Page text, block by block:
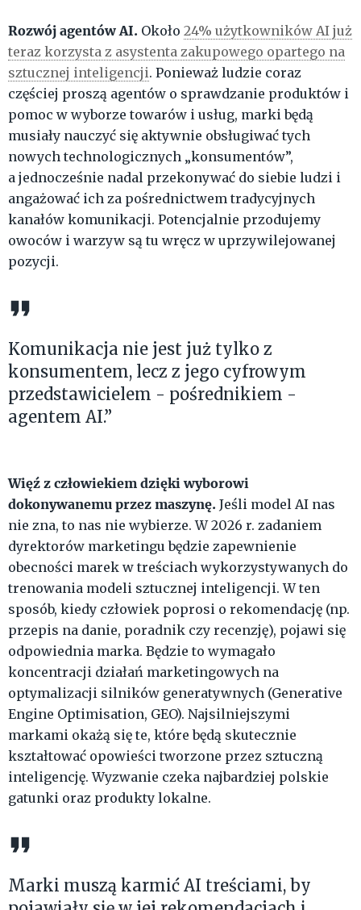
Rozwój agentów AI. Około 24% użytkowników AI już
teraz korzysta z asystenta zakupowego opartego na
sztucznej inteligencji. Ponieważ ludzie coraz
częściej proszą agentów o sprawdzanie produktów i
pomoc w wyborze towarów i usług, marki będą
musiały nauczyć się aktywnie obsługiwać tych
nowych technologicznych „konsumentów”,
a jednocześnie nadal przekonywać do siebie ludzi i
angażować ich za pośrednictwem tradycyjnych
kanałów komunikacji. Potencjalnie przodujemy
owoców i warzyw są tu wręcz w uprzywilejowanej
pozycji.
Komunikacja nie jest już tylko z
konsumentem, lecz z jego cyfrowym
przedstawicielem - pośrednikiem -
agentem AI.”
Więź z człowiekiem dzięki wyborowi
dokonywanemu przez maszynę. Jeśli model AI nas
nie zna, to nas nie wybierze. W 2026 r. zadaniem
dyrektorów marketingu będzie zapewnienie
obecności marek w treściach wykorzystywanych do
trenowania modeli sztucznej inteligencji. W ten
sposób, kiedy człowiek poprosi o rekomendację (np.
przepis na danie, poradnik czy recenzję), pojawi się
odpowiednia marka. Będzie to wymagało
koncentracji działań marketingowych na
optymalizacji silników generatywnych (Generative
Engine Optimisation, GEO). Najsilniejszymi
markami okażą się te, które będą skutecznie
kształtować opowieści tworzone przez sztuczną
inteligencję. Wyzwanie czeka najbardziej polskie
gatunki oraz produkty lokalne.
Marki muszą karmić AI treściami, by